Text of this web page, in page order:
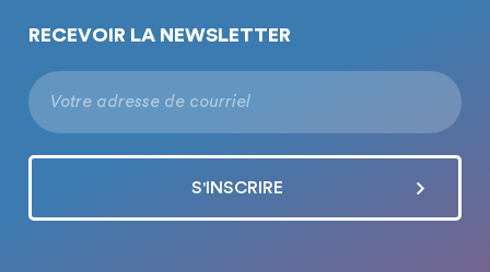
RECEVOIR LA NEWSLETTER